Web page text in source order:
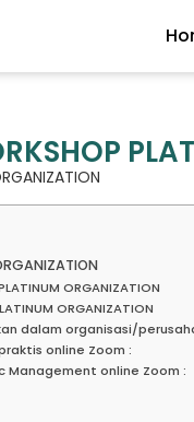
ORGANIZATION
ORGANIZATION
dalam organisasi/
online Zoom :
Management online Zoom :